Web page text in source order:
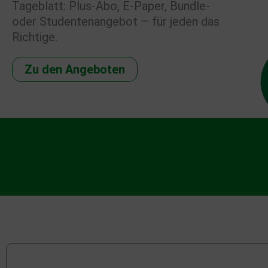
Tageblatt: Plus-Abo, E-Paper, Bundle-
oder Studentenangebot – für jeden das
Richtige.
Zu den Angeboten